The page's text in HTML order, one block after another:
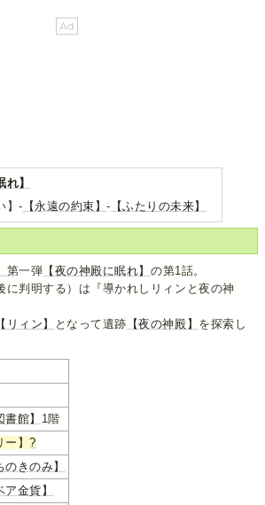
れ】
】- 【永遠の約束】- 【ふたりの未来】
第一弾 【夜の神殿に眠れ】 の第1話。
に判明する）は『導かれしリィンと夜の神
【リィン】 となって遺跡 【夜の神殿】 を探索し
書館】 1階
ー】?
のきのみ】
ア金貨】